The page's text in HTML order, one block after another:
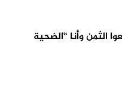
الثمن وأنا “الضحية